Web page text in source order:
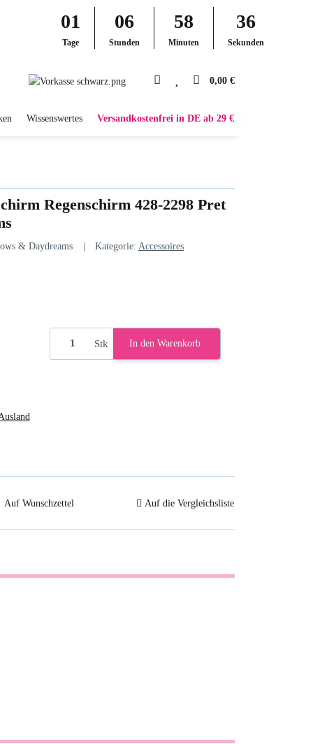
01
Tage
06
Stunden
58
Minuten
35
Sekunden
0,00 €
Wissenswertes Versandkostenfrei in DE ab 29 €
Regenschirm 428-2298 Pret
& Daydreams Kategorie: Accessoires
Stk In den Warenkorb
Auf Wunschzettel Auf die Vergleichsliste